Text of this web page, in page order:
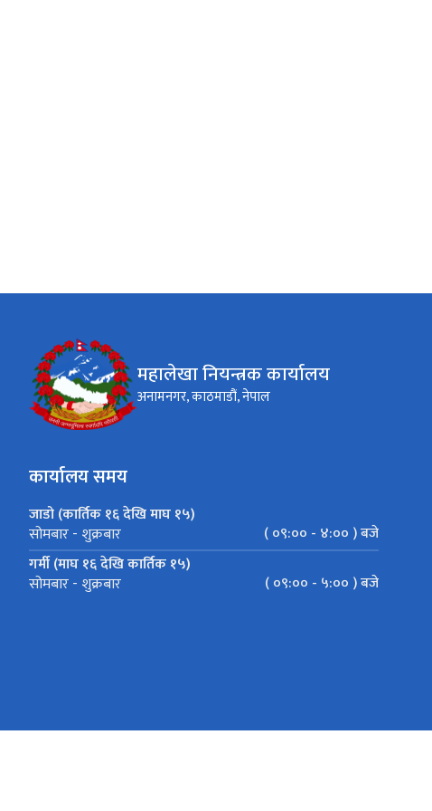
महालेखा नियन्त्रक कार्यालय
अनामनगर, काठमाडौं, नेपाल
कार्यालय समय
जाडो (कार्तिक १६ देखि माघ १५)
सोमबार - शुक्रबार
( ०९:०० - ४:०० ) बजे
गर्मी (माघ १६ देखि कार्तिक १५)
सोमबार - शुक्रबार ( ०९:०० - ५:०० ) बजे